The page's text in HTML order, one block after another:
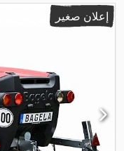
إعلان صغير